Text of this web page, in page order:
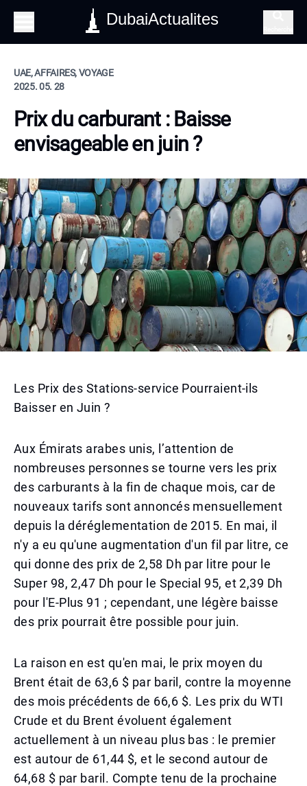
DubaiActualites
UAE, AFFAIRES, VOYAGE
2025. 05. 28
Prix du carburant : Baisse
envisageable en juin ?
Les Prix des Stations-service Pourraient-ils
Baisser en Juin ?
Aux Émirats arabes unis, l’attention de
nombreuses personnes se tourne vers les prix
des carburants à la fin de chaque mois, car de
nouveaux tarifs sont annoncés mensuellement
depuis la déréglementation de 2015. En mai, il
n'y a eu qu'une augmentation d'un fil par litre, ce
qui donne des prix de 2,58 Dh par litre pour le
Super 98, 2,47 Dh pour le Special 95, et 2,39 Dh
pour l'E-Plus 91 ; cependant, une légère baisse
des prix pourrait être possible pour juin.
La raison en est qu'en mai, le prix moyen du
Brent était de 63,6 $ par baril, contre la moyenne
des mois précédents de 66,6 $. Les prix du WTI
Crude et du Brent évoluent également
actuellement à un niveau plus bas : le premier
est autour de 61,44 $, et le second autour de
64,68 $ par baril. Compte tenu de la prochaine